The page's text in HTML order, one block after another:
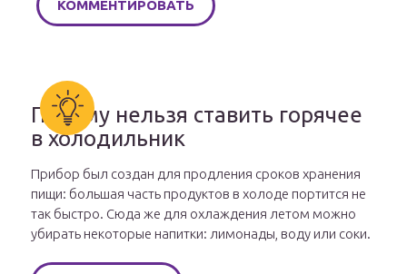
Почему нельзя ставить горячее
в холодильник
Прибор был создан для продления сроков хранения
пищи: большая часть продуктов в холоде портится не
так быстро. Сюда же для охлаждения летом можно
убирать некоторые напитки: лимонады, воду или соки.